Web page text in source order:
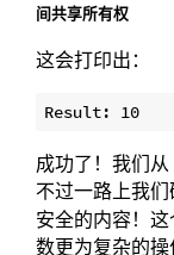
间共享所有权
这会打印出：
成功了！我们从
不过一路上我
安全的内容！
数更为复杂的